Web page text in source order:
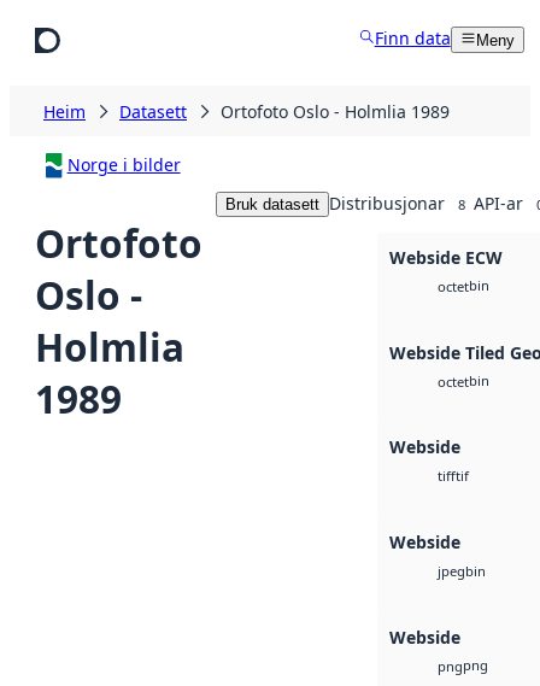
Finn data Meny
Heim Datasett Ortofoto Oslo - Holmlia 1989
Norge i bilder
Ortofoto
Oslo -
Holmlia
1989
Bruk datasett Distribusjonar 8 API-ar
Webside ECW
octetbin
Webside Tiled
octetbin
Webside
tifftif
Webside
jpegbin
Webside
pngpng